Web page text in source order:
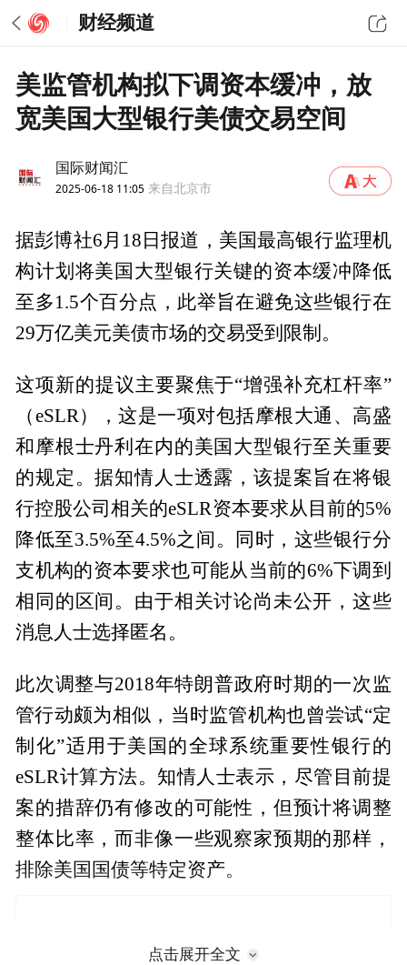
财经频道
美监管机构拟下调资本缓冲，放
宽美国大型银行美债交易空间
国际财闻汇
2025-06-18 11:05 来自北京市
据彭博社6月18日报道，美国最高银行监理机
构计划将美国大型银行关键的资本缓冲降低
至多1.5个百分点，此举旨在避免这些银行在
29万亿美元美债市场的交易受到限制。
这项新的提议主要聚焦于“增强补充杠杆率”
（eSLR），这是一项对包括摩根大通、高盛
和摩根士丹利在内的美国大型银行至关重要
的规定。据知情人士透露，该提案旨在将银
行控股公司相关的eSLR资本要求从目前的5%
降低至3.5%至4.5%之间。同时，这些银行分
支机构的资本要求也可能从当前的6%下调到
相同的区间。由于相关讨论尚未公开，这些
消息人士选择匿名。
此次调整与2018年特朗普政府时期的一次监
管行动颇为相似，当时监管机构也曾尝试“定
制化”适用于美国的全球系统重要性银行的
eSLR计算方法。知情人士表示，尽管目前提
案的措辞仍有修改的可能性，但预计将调整
整体比率，而非像一些观察家预期的那样，
排除美国国债等特定资产。
点击展开全文